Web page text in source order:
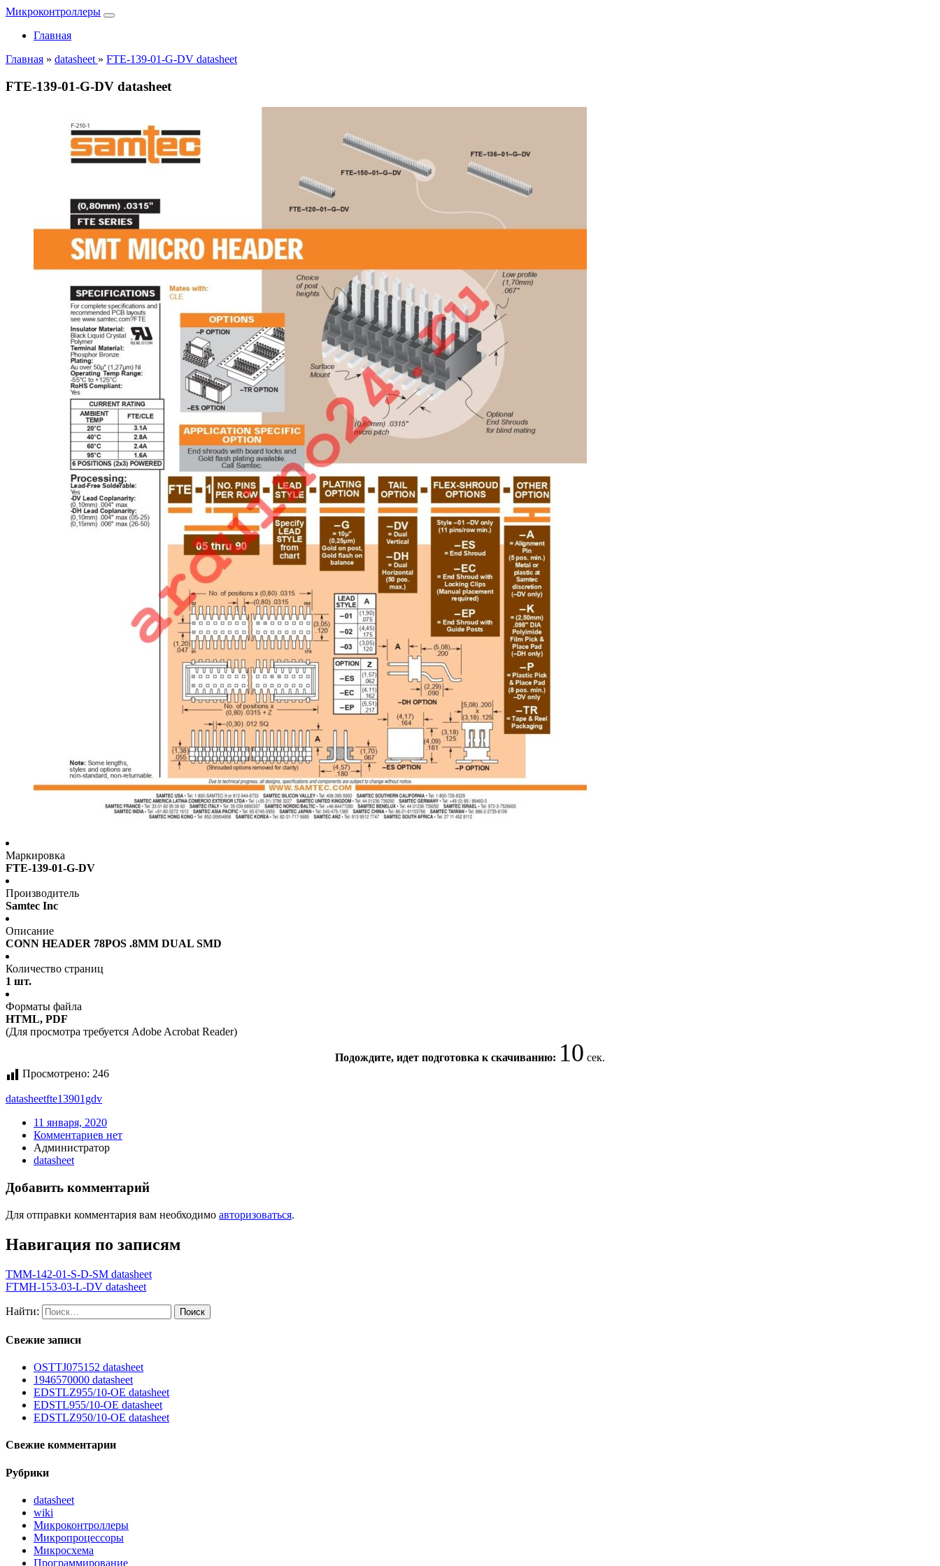
Микроконтроллеры
Главная
Главная » datasheet » FTE-139-01-G-DV datasheet
FTE-139-01-G-DV datasheet
Маркировка
FTE-139-01-G-DV
Производитель
Samtec Inc
Описание
CONN HEADER 78POS .8MM DUAL SMD
Количество страниц
1 шт.
Форматы файла
HTML, PDF
(Для просмотра требуется Adobe Acrobat Reader)
Подождите, идет подготовка к скачиванию: 10 сек.
Просмотрено: 246
datasheetfte13901gdv
11 января, 2020
Комментариев нет
Администратор
datasheet
Добавить комментарий
Для отправки комментария вам необходимо авторизоваться.
Навигация по записям
TMM-142-01-S-D-SM datasheet
FTMH-153-03-L-DV datasheet
Найти:
Свежие записи
OSTTJ075152 datasheet
1946570000 datasheet
EDSTLZ955/10-OE datasheet
EDSTL955/10-OE datasheet
EDSTLZ950/10-OE datasheet
Свежие комментарии
Рубрики
datasheet
wiki
Микроконтроллеры
Микропроцессоры
Микросхема
Программирование